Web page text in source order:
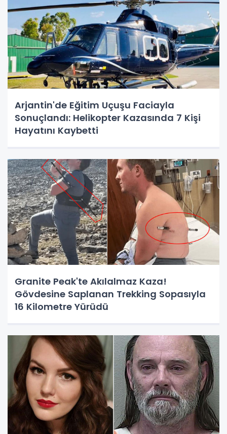
Arjantin'de Eğitim Uçuşu Faciayla
Sonuçlandı: Helikopter Kazasında 7 Kişi
Hayatını Kaybetti
Granite Peak'te Akılalmaz Kaza!
Gövdesine Saplanan Trekking Sopasıyla
16 Kilometre Yürüdü